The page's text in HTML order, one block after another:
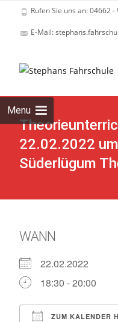
Rufen Sie uns an: 04662
E-Mail:
Menu
22.02.2022
Süderlügum
WANN
22.02.2022
18:30 - 20:00
ZUM KALENDER